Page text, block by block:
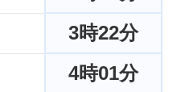
3時22分
4時01分